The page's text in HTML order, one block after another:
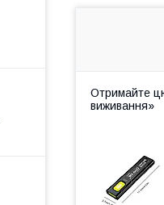
Отримайте
виживання»